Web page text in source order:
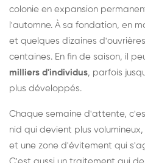
colonie en expansion
l'automne. À sa fondation, en
et quelques dizaines
centaines. En fin de saison, il
milliers d'individus, parfois
plus développés.
Chaque semaine d'attente,
nid qui devient plus
et une zone d'évitement qui